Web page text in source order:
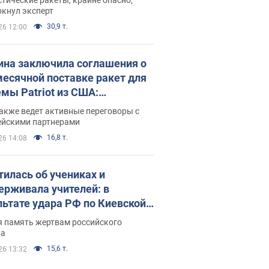
эксперт
12:00 30,9 т.
заключила соглашения о
поставке ракет для
Patriot из США:
раскрыл подробности
ведет активные переговоры с
партнерами
14:08 16,8 т.
об учениках и
учителей: в
удара РФ по Киевской
погибли директор
лицея, её муж и внук
память жертвам российского
13:32 15,6 т.